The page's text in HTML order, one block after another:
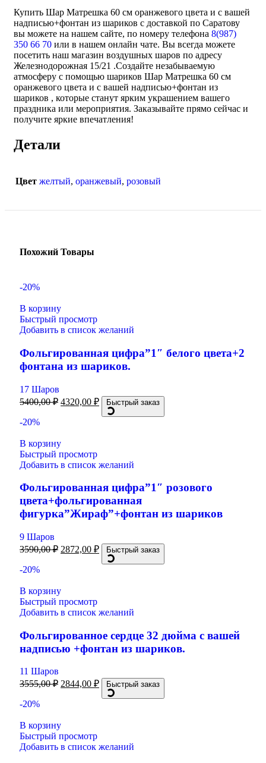
Купить Шар Матрешка 60 см оранжевого цвета и с вашей
надписью+фонтан из шариков с доставкой по Саратову
вы можете на нашем сайте, по номеру телефона 8(987)
350 66 70 или в нашем онлайн чате. Вы всегда можете
посетить наш магазин воздушных шаров по адресу
Железнодорожная 15/21 .Создайте незабываемую
атмосферу с помощью шариков Шар Матрешка 60 см
оранжевого цвета и с вашей надписью+фонтан из
шариков , которые станут ярким украшением вашего
праздника или мероприятия. Заказывайте прямо сейчас и
получите яркие впечатления!
Детали
Цвет желтый, оранжевый, розовый
Похожий Товары
-20%
В корзину
Быстрый просмотр
Добавить в список желаний
Фольгированная цифра”1″ белого цвета+2
фонтана из шариков.
17 Шаров
5400,00₽ 4320,00 ₽ Быстрый заказ
-20%
В корзину
Быстрый просмотр
Добавить в список желаний
Фольгированная цифра”1″ розового
цвета+фольгированная
фигурка”Жираф”+фонтан из шариков
9 Шаров
3590,00₽ 2872,00 ₽ Быстрый заказ
-20%
В корзину
Быстрый просмотр
Добавить в список желаний
Фольгированное сердце 32 дюйма с вашей
надписью +фонтан из шариков.
11 Шаров
3555,00₽ 2844,00 ₽ Быстрый заказ
-20%
В корзину
Быстрый просмотр
Добавить в список желаний